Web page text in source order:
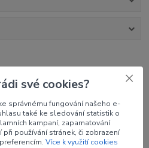
BEITER
své cookies?
správnému fungování našeho e-
také ke sledování statistik o
kampaní, zapamatování
používání stránek, či zobrazení
Více k využití cookies